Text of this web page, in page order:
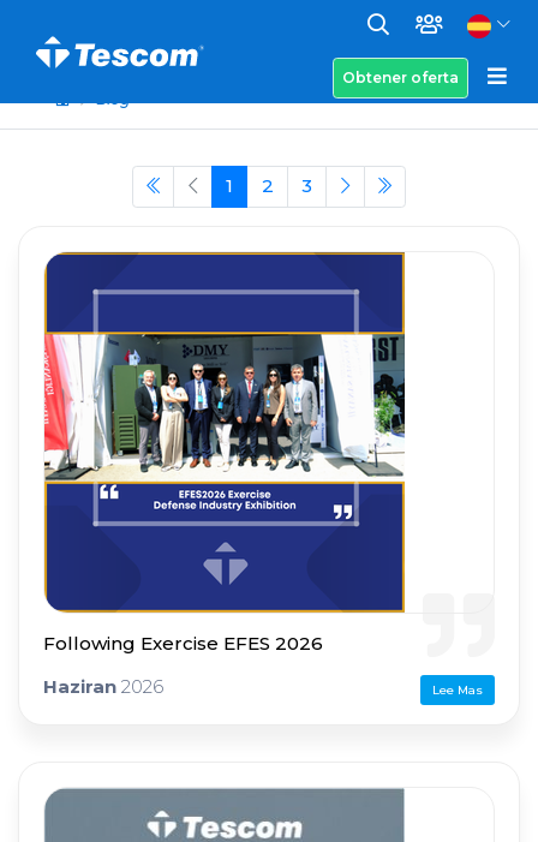
Obtener oferta
Blog
1 2 3
Lee Mas
Following Exercise EFES 2026
Haziran 2026